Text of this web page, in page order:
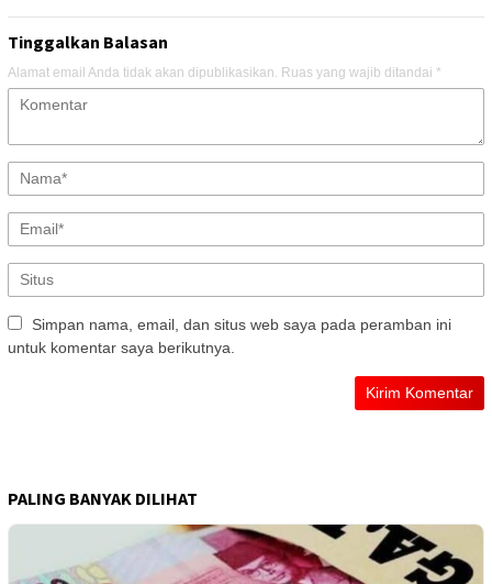
Tinggalkan Balasan
Alamat email Anda tidak akan dipublikasikan. Ruas yang wajib ditandai *
Simpan nama, email, dan situs web saya pada peramban ini
untuk komentar saya berikutnya.
PALING BANYAK DILIHAT